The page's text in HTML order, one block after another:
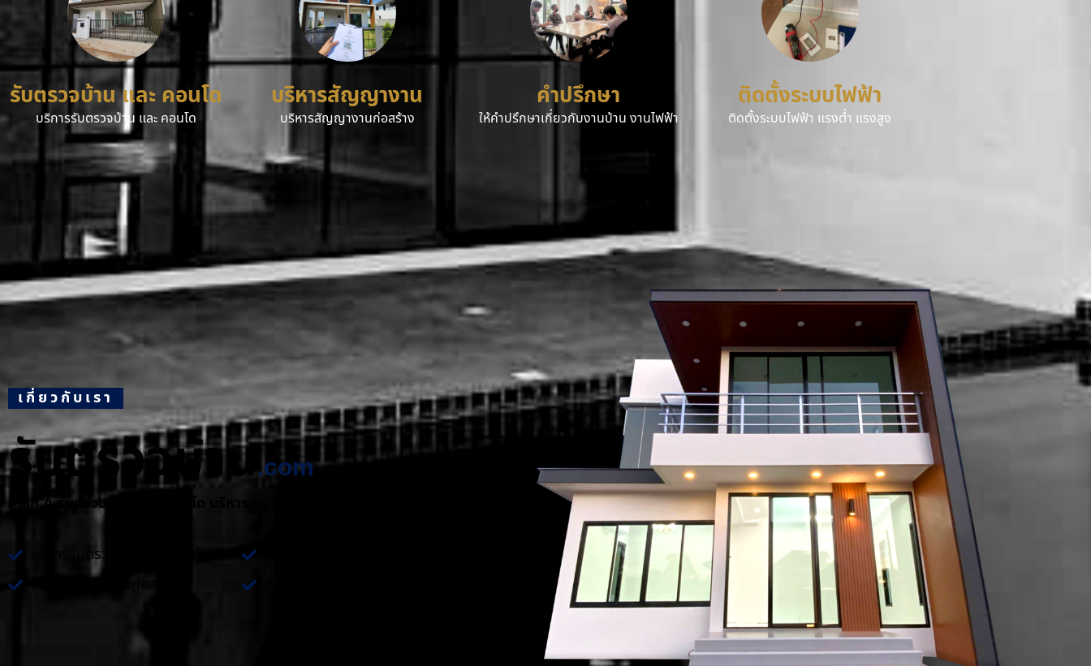
รับตรวจบ้าน และ คอนโด
บริการรับตรวจบ้าน และ คอนโด
บริหารสัญญางาน
บริหารสัญญางานก่อสร้าง
คำปรึกษา
ให้คำปรึกษาเกี่ยวกับงานบ้าน งานไฟฟ้า
ติดตั้งระบบไฟฟ้า
ติดตั้งระบบไฟฟ้า แรงต่ำ แรงสูง
เกี่ยวกับเรา
รับตรวจบ้าน.com
Plan A รับตรวจบ้าน และ คอนโด บริหารสัญญางานก่อสร้าง
บริการรับตรวจบ้าน และ คอนโด